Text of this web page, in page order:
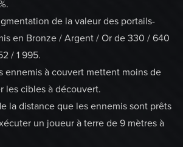
de la valeur des portails-
en Bronze / Argent / Or de 330 / 640
/ 1 995.
ennemis à couvert mettent moins de
les cibles à découvert.
la distance que les ennemis sont prêts
un joueur à terre de 9 mètres à